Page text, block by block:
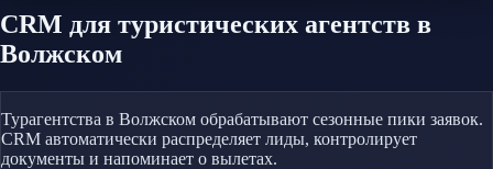
CRM для туристических агентств в
Волжском
Турагентства в Волжском обрабатывают сезонные пики заявок.
CRM автоматически распределяет лиды, контролирует
документы и напоминает о вылетах.